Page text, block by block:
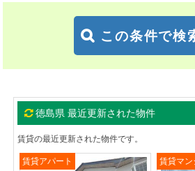
この条件で検
徳島県 最近更新された物件
賃貸の最近更新された物件です。
賃貸アパート 賃貸マン